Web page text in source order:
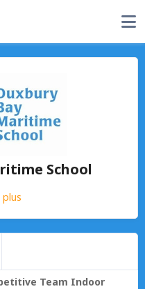
School
plus
Team Indoor